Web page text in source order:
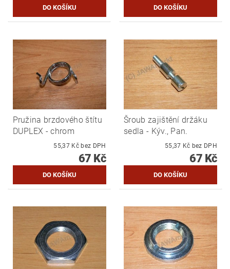
Pružina brzdového štítu
DUPLEX - chrom
55,37 Kč bez DPH
67 Kč
Šroub zajištění držáku
sedla - Kýv., Pan.
55,37 Kč bez DPH
67 Kč